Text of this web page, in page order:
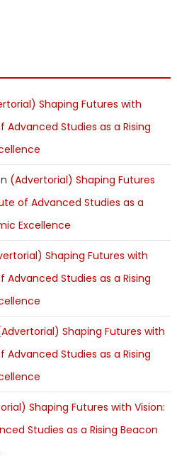
Shaping Futures with
Studies as a Rising
(Advertorial) Shaping Futures
of Advanced Studies as a
Excellence
Shaping Futures with
Studies as a Rising
Shaping Futures with
Studies as a Rising
Shaping Futures with Vision:
Studies as a Rising Beacon